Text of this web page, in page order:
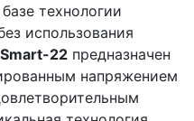
технологии
использования
22 предназначен
напряжением